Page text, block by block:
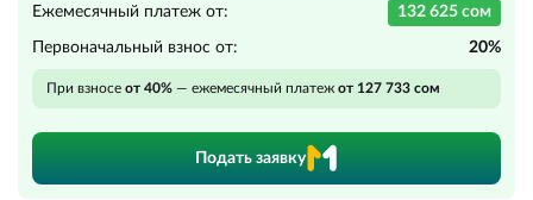
Ежемесячный платеж от: 132 625 сом
Первоначальный взнос от: 20%
При взносе от 40% — ежемесячный платеж от 127 733 сом
Подать заявку